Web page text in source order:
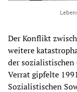
Der Konflikt
weitere
der
Verrat gipfelte
Sozialistischen